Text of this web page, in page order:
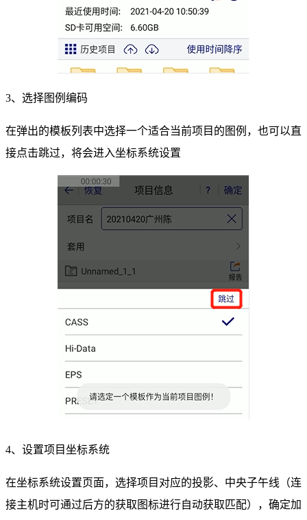
3、选择图例编码
在弹出的模板列表中选择一个适合当前项目的图例，也可以直
接点击跳过，将会进入坐标系统设置
4、设置项目坐标系统
在坐标系统设置页面，选择项目对应的投影、中央子午线（连
接主机时可通过后方的获取图标进行自动获取匹配），确定加